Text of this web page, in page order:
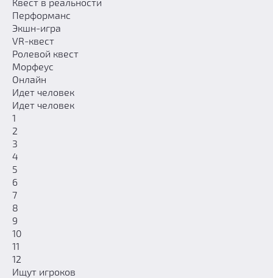
Добавить квест
Партнерам
Перформанс
Экшн-игра
VR-квест
Ролевой квест
Морфеус
Онлайн
Идет человек
Идет человек
1
2
3
4
5
6
7
8
9
10
11
12
Ищут игроков